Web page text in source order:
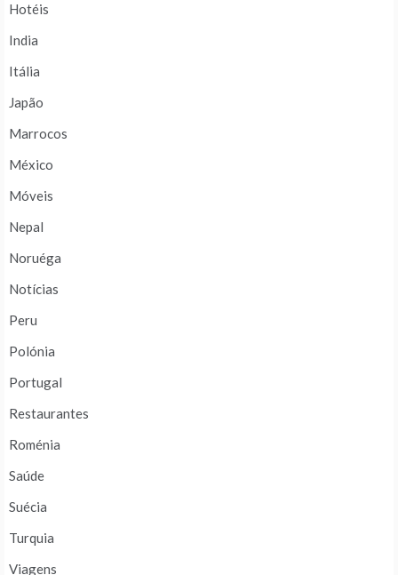
Hotéis
India
Itália
Japão
Marrocos
México
Móveis
Nepal
Noruéga
Notícias
Peru
Polónia
Portugal
Restaurantes
Roménia
Saúde
Suécia
Turquia
Viagens